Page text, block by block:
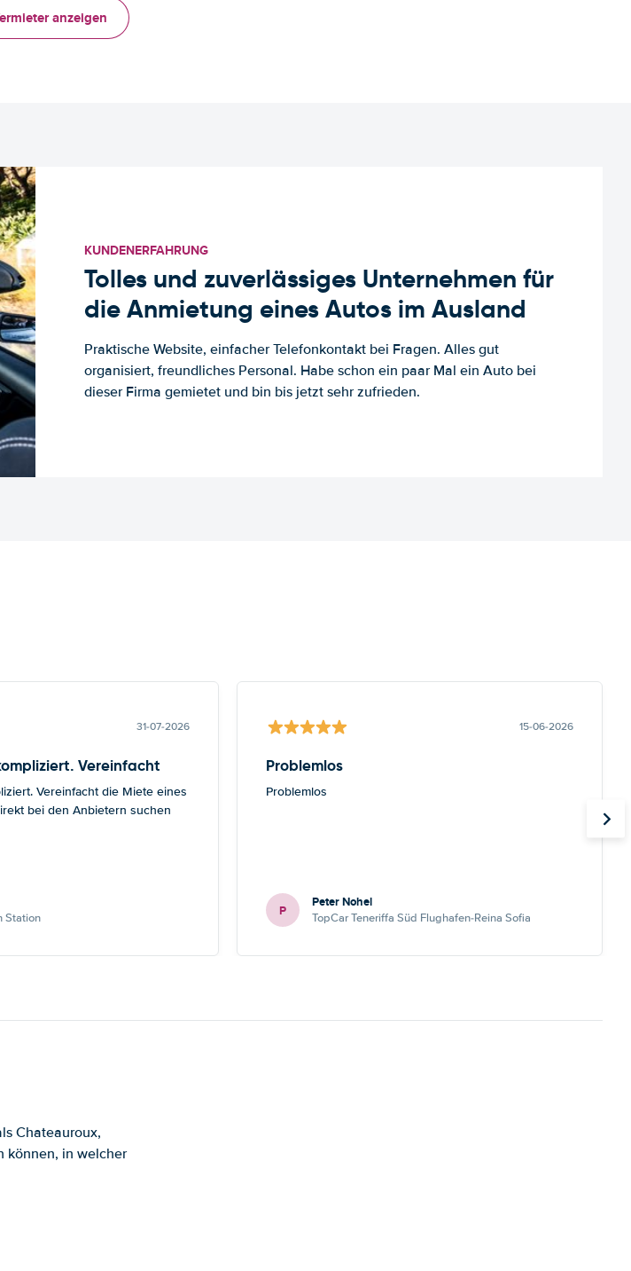
anzeigen
KUNDENERFAHRUNG
Tolles und zuverlässiges Unternehmen für
die Anmietung eines Autos im Ausland
Praktische Website, einfacher Telefonkontakt bei Fragen. Alles gut
organisiert, freundliches Personal. Habe schon ein paar Mal ein Auto bei
dieser Firma gemietet und bin bis jetzt sehr zufrieden.
31-07-2026
Vereinfacht
Vereinfacht die Miete eines
bei den Anbietern suchen
Station
15-06-2026
Problemlos
Problemlos
P Peter Nohel
TopCar Teneriffa Süd Flughafen-Reina Sofia
Chateauroux,
können, in welcher